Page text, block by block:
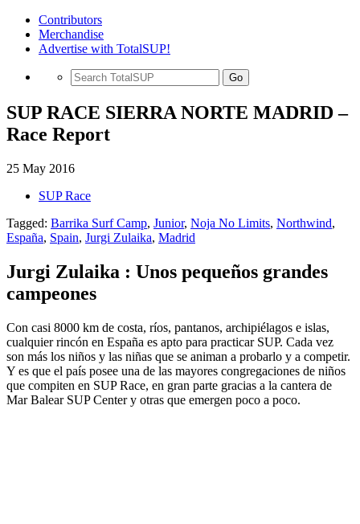
Contributors
Merchandise
Advertise with TotalSUP!
Go
SUP RACE SIERRA NORTE MADRID –
Race Report
25 May 2016
SUP Race
Tagged: Barrika Surf Camp, Junior, Noja No Limits, Northwind,
España, Spain, Jurgi Zulaika, Madrid
Jurgi Zulaika : Unos pequeños grandes
campeones
Con casi 8000 km de costa, ríos, pantanos, archipiélagos e islas,
cualquier rincón en España es apto para practicar SUP. Cada vez
son más los niños y las niñas que se animan a probarlo y a competir.
Y es que el país posee una de las mayores congregaciones de niños
que compiten en SUP Race, en gran parte gracias a la cantera de
Mar Balear SUP Center y otras que emergen poco a poco.